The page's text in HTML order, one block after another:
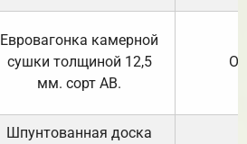
Евровагонка камерной
сушки толщиной 12,5
мм. сорт АВ.
Шпунтованная доска